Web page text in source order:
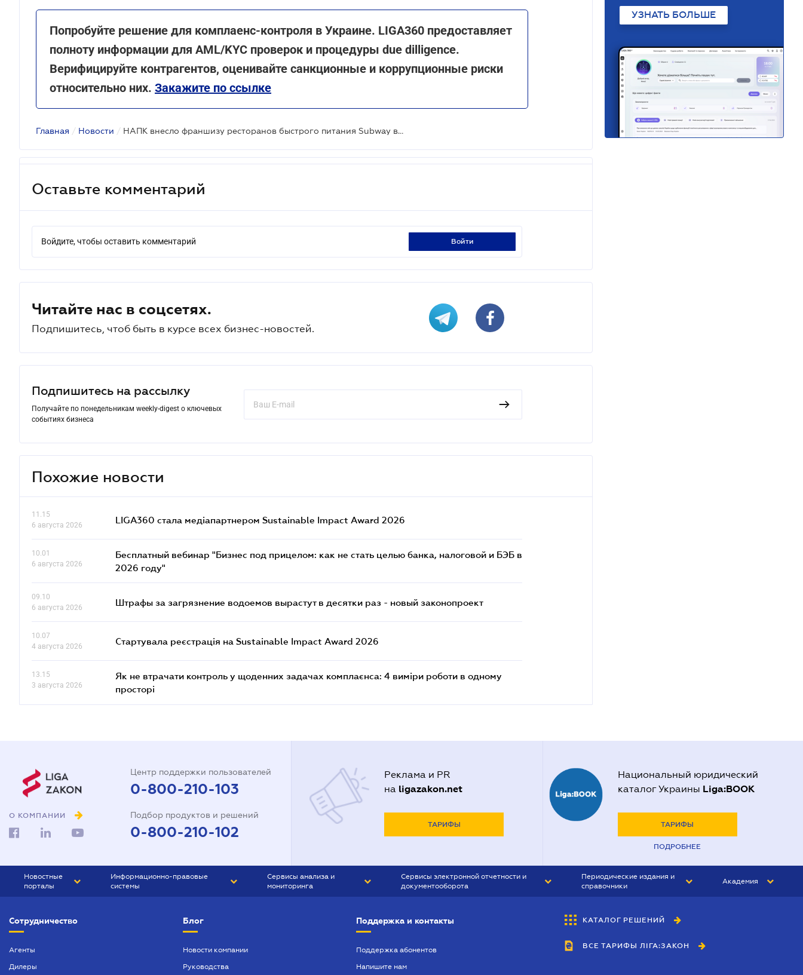
Попробуйте решение для комплаенс-контроля в Украине. LIGA360 предоставляет
полноту информации для AML/KYC проверок и процедуры due dilligence.
Верифицируйте контрагентов, оценивайте санкционные и коррупционные риски
относительно них. Закажите по ссылке
Главная / Новости / НАПК внесло франшизу ресторанов быстрого питания Subway в перечень международных спонсоров войны
Оставьте комментарий
Войдите, чтобы оставить комментарий войти
Читайте нас в соцсетях.
Подпишитесь, чтоб быть в курсе всех бизнес-новостей.
Подпишитесь на рассылку
Получайте по понедельникам weekly-digest о ключевых
событиях бизнеса
Похожие новости
11.15
6 августа 2026
LIGA360 стала медіапартнером Sustainable Impact Award 2026
10.01
6 августа 2026
Бесплатный вебинар "Бизнес под прицелом: как не стать целью банка, налоговой и БЭБ в
2026 году"
09.10
6 августа 2026
Штрафы за загрязнение водоемов вырастут в десятки раз - новый законопроект
10.07
4 августа 2026
Стартувала реєстрація на Sustainable Impact Award 2026
13.15
3 августа 2026
Як не втрачати контроль у щоденних задачах комплаєнса: 4 виміри роботи в одному
просторі
УЗНАТЬ БОЛЬШЕ
О КОМПАНИИ
Центр поддержки пользователей
0-800-210-103
Подбор продуктов и решений
0-800-210-102
Реклама и PR
на ligazakon.net
ТАРИФЫ
Национальный юридический
каталог Украины Liga:BOOK
ТАРИФЫ
ПОДРОБНЕЕ
Новостные
порталы
БИЗНЕС
Информационно-правовые
системы
БУХГАЛТЕР ПРОФ
Сервисы анализа и
мониторинга
Сервисы электронной отчетности и
документооборота
Периодические издания и
справочники
БУХГАЛТЕР&ЗАКОН
ВЕСТНИК МСФО
Академия
Сотрудничество
Агенты
Дилеры
Блог
Новости компании
Руководства
Поддержка и контакты
Поддержка абонентов
Напишите нам
КАТАЛОГ РЕШЕНИЙ
ВСЕ ТАРИФЫ ЛІГА:ЗАКОН